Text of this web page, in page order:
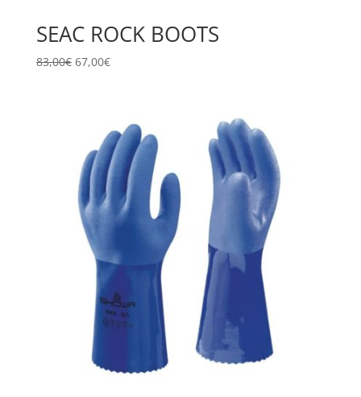
SEAC ROCK BOOTS
83,00€ Il
83,00€.
67,00€Il
67,00€.